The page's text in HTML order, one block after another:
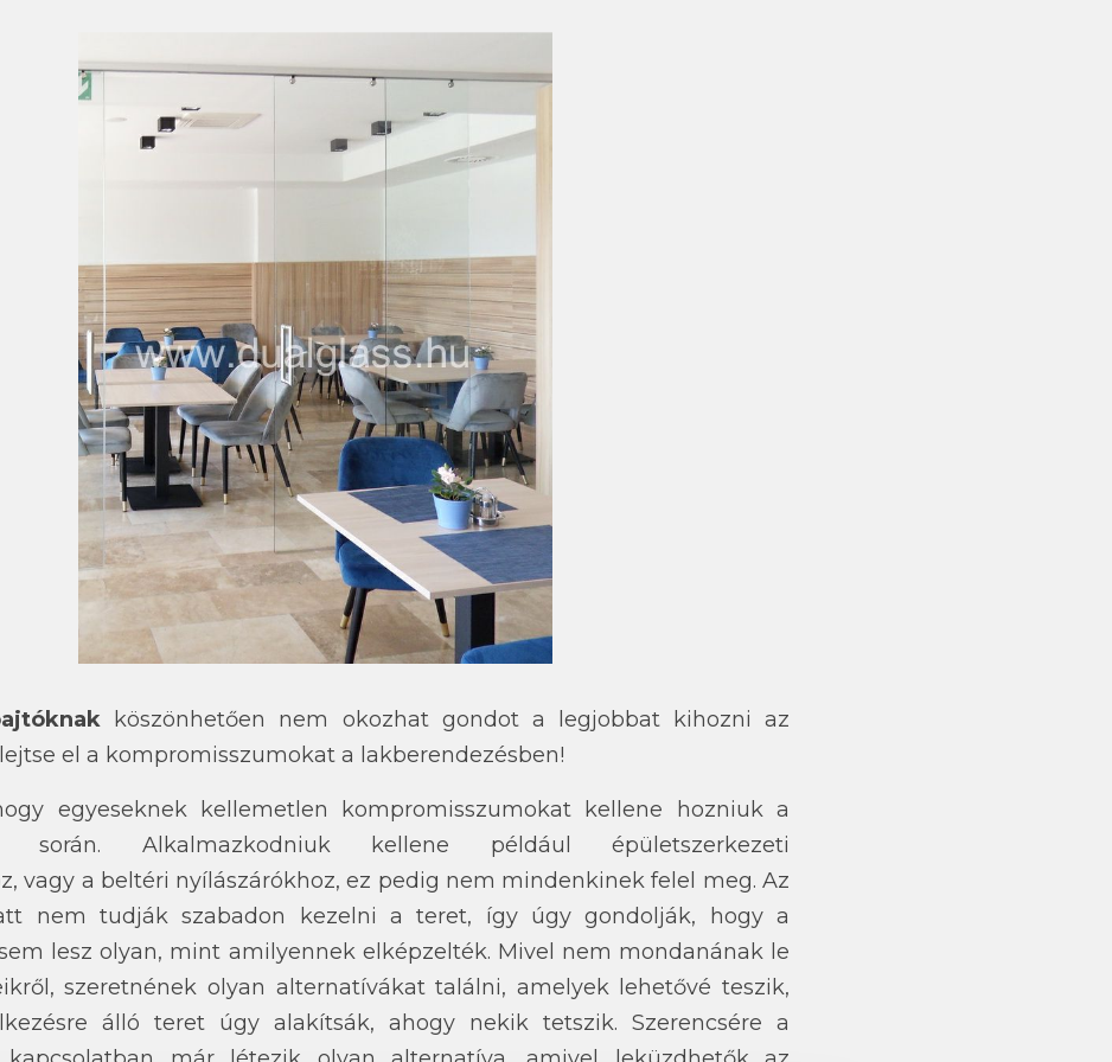
köszönhetően nem okozhat gondot a legjobbat kihozni az
el a kompromisszumokat a lakberendezésben!
egyeseknek kellemetlen kompromisszumokat kellene hozniuk a
során. Alkalmazkodniuk kellene például épületszerkezeti
vagy a beltéri nyílászárókhoz, ez pedig nem mindenkinek felel meg. Az
nem tudják szabadon kezelni a teret, így úgy gondolják, hogy a
lesz olyan, mint amilyennek elképzelték. Mivel nem mondanának le
szeretnének olyan alternatívákat találni, amelyek lehetővé teszik,
álló teret úgy alakítsák, ahogy nekik tetszik. Szerencsére a